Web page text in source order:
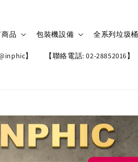
品 包裝機設備 全系列垃圾桶
】 【聯絡電話: 02-28852016】